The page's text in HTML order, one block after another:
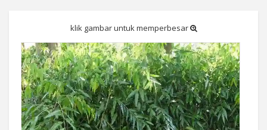
klik gambar untuk memperbesar